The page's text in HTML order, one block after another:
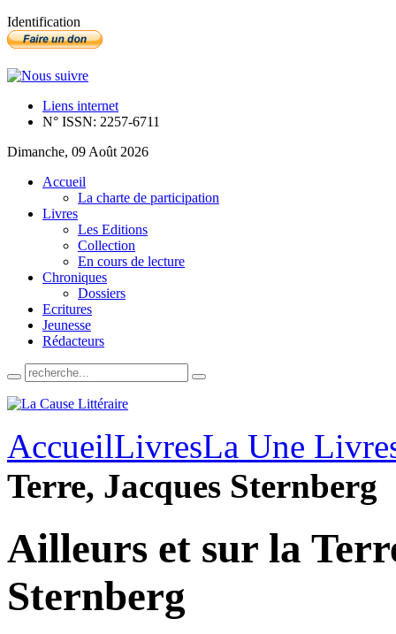
Identification
Liens internet
N° ISSN: 2257-6711
Dimanche, 09 Août 2026
Accueil
La charte de participation
Livres
Les Editions
Collection
En cours de lecture
Chroniques
Dossiers
Ecritures
Jeunesse
Rédacteurs
AccueilLivresLa Une
Terre, Jacques Sternberg
Ailleurs et sur la
Sternberg